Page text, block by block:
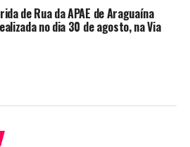
de Rua da APAE de Araguaína
no dia 30 de agosto, na Via